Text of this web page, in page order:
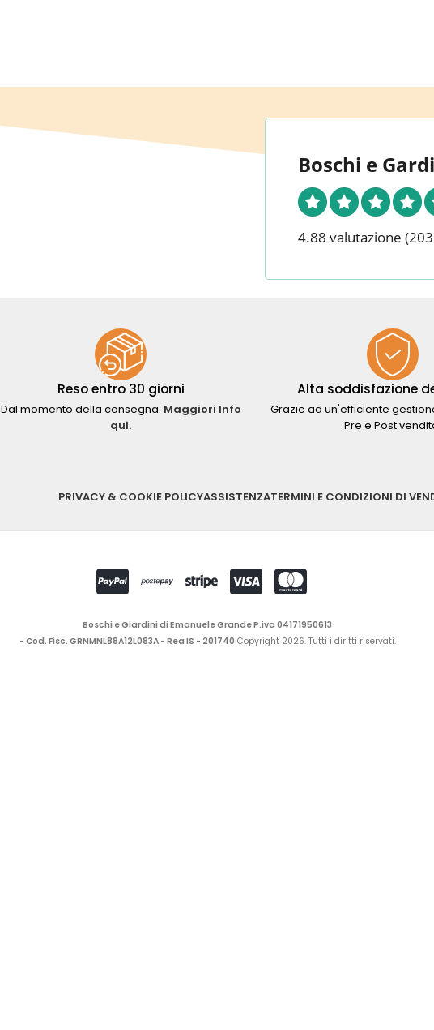
Boschi e
4.88 valutazione
Reso entro 30 giorni
Dal momento della consegna. Maggiori Info
qui.
Alta soddisfazione
Grazie ad un'efficiente
Pre e Post
PRIVACY & COOKIE POLICYASSISTENZATERMINI E CONDIZIONI DI
Boschi e Giardini di Emanuele Grande P.iva 04171950613
- Cod. Fisc. GRNMNL88A12L083A - Rea IS - 201740 Copyright 2026. Tutti i diritti riservati.